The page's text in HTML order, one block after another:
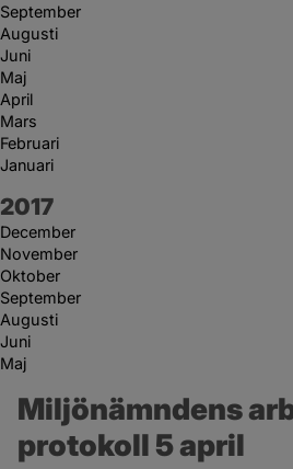
September
Augusti
Juni
Maj
April
Mars
Februari
Januari
År:
2017
December
November
Oktober
September
Augusti
Juni
Maj
Miljönämndens
protokoll 5 april